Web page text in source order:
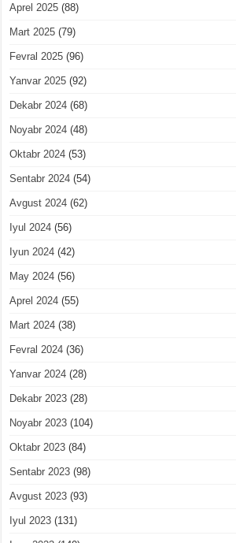
Aprel 2025 (88)
Mart 2025 (79)
Fevral 2025 (96)
Yanvar 2025 (92)
Dekabr 2024 (68)
Noyabr 2024 (48)
Oktabr 2024 (53)
Sentabr 2024 (54)
Avgust 2024 (62)
Iyul 2024 (56)
Iyun 2024 (42)
May 2024 (56)
Aprel 2024 (55)
Mart 2024 (38)
Fevral 2024 (36)
Yanvar 2024 (28)
Dekabr 2023 (28)
Noyabr 2023 (104)
Oktabr 2023 (84)
Sentabr 2023 (98)
Avgust 2023 (93)
Iyul 2023 (131)